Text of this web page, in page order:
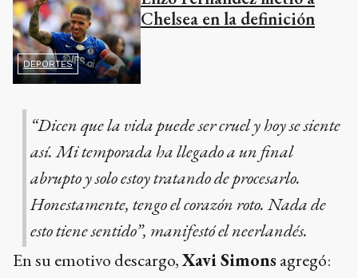
DEPORTES
Chelsea en la definición
“Dicen que la vida puede ser cruel y hoy se siente
así. Mi temporada ha llegado a un final
abrupto y solo estoy tratando de procesarlo.
Honestamente, tengo el corazón roto. Nada de
esto tiene sentido”, manifestó el neerlandés.
En su emotivo descargo,Xavi Simons agregó: